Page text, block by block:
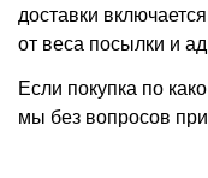
доставки
от веса посылки и
Если покупка по
мы без вопросов